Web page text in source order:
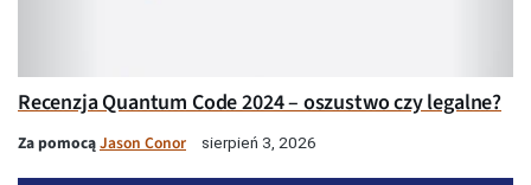
Recenzja Quantum Code 2024 – oszustwo czy legalne?
Za pomocąJason Conor sierpień 3, 2026